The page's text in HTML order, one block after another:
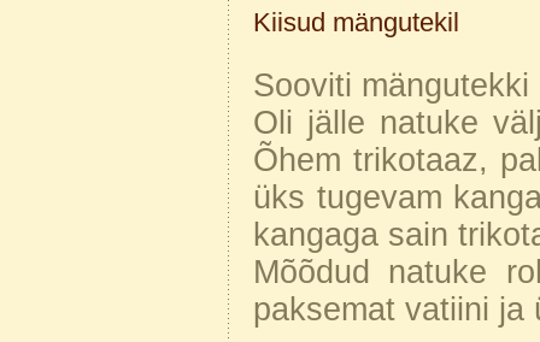
Kiisud mängutekil
Sooviti
Oli jälle natuke
Õhem trikotaaz,
üks tugevam
kangaga sain
Mõõdud natuke
paksemat vatiini ja